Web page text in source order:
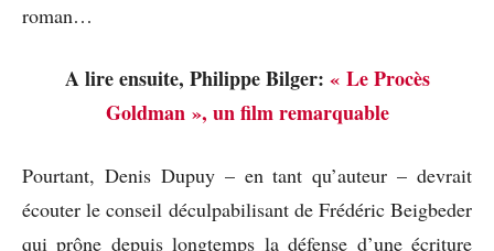
roman…
A lire ensuite, Philippe Bilger: « Le Procès
Goldman », un film remarquable
Pourtant, Denis Dupuy – en tant qu’auteur – devrait
écouter le conseil déculpabilisant de Frédéric Beigbeder
qui prône depuis longtemps la défense d’une écriture